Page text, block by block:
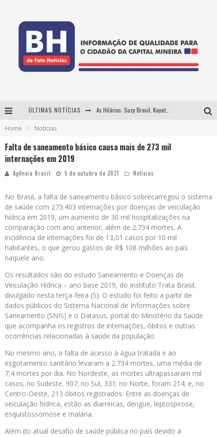
ÚLTIMAS NOTÍCIAS As Hilárias: Suzy Brasil, Kayete e Karoline Absinto retornam a Belo Horizonte para apresentação única no Teatro Sesiminas
Usecorp consolida a 'economia do uso' no B2B brasileiro, vira S.A. e impulsiona expansão com novo fundo estruturado
Home Notícias
Falta de saneamento básico causa mais de 273 mil
internações em 2019
Agência Brasil 5 de outubro de 2021 Notícias
No Brasil, a falta de saneamento básico sobrecarregou o sistema
de saúde com 273.403 internações por doenças de veiculação
hídrica em 2019, um aumento de 30 mil hospitalizações na
comparação com ano anterior, além de 2.734 mortes. A
incidência de internações foi de 13,01 casos por 10 mil
habitantes, o que gerou gastos de R$ 108 milhões ao país
naquele ano.
Os resultados são do estudo Saneamento e Doenças de
Veiculação Hídrica – ano base 2019, do Instituto Trata Brasil,
divulgado nesta terça-feira (5). O estudo foi feito a partir de
dados públicos do Sistema Nacional de Informações sobre
Saneamento (SNIS) e o Datasus, portal do Ministério da Saúde
que acompanha os registros de internações, óbitos e outras
ocorrências relacionadas à saúde da população.
No mesmo ano, a falta de acesso à água tratada e ao
esgotamento sanitário levaram a 2.734 mortes, uma média de
7,4 mortes por dia. No Nordeste, as mortes ultrapassaram mil
casos; no Sudeste, 907; no Sul, 331; no Norte, foram 214; e, no
Centro-Oeste, 213 óbitos registrados. Entre as doenças de
veiculação hídrica, estão as diarreicas, dengue, leptospirose,
esquistossomose e malária.
Além do atual desafio de saúde pública no país devido à